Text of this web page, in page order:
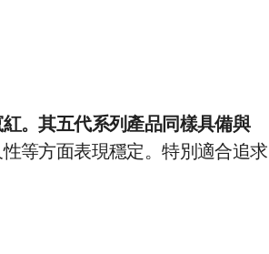
。其五代系列產品同樣具備與
等方面表現穩定。特別適合追求